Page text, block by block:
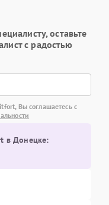
оставьте
с радостью
Вы соглашаетесь с
в Донецке: